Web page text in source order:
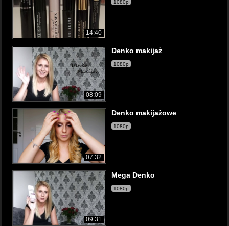
14:40
1080p
08:09
Denko makijaż
1080p
07:32
Denko makijażowe
1080p
09:31
Mega Denko
1080p